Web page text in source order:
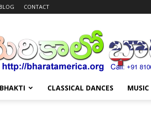
BLOG CONTACT
BHAKTI CLASSICAL DANCES MUSIC